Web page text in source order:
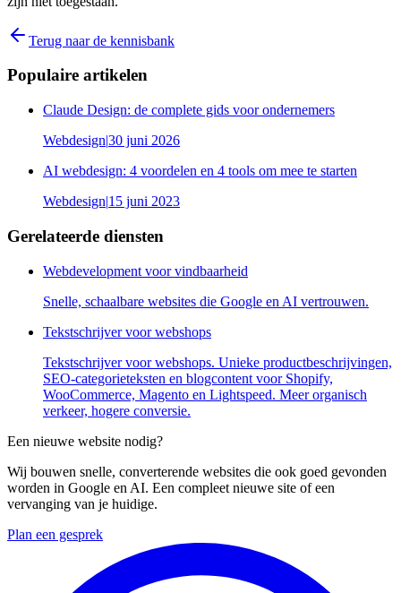
Terug naar de kennisbank
Populaire artikelen
Claude Design: de complete gids voor ondernemers
Webdesign|30 juni 2026
AI webdesign: 4 voordelen en 4 tools om mee te starten
Webdesign|15 juni 2023
Gerelateerde diensten
Webdevelopment voor vindbaarheid
Snelle, schaalbare websites die Google en AI vertrouwen.
Tekstschrijver voor webshops
Tekstschrijver voor webshops. Unieke productbeschrijvingen,
SEO-categorieteksten en blogcontent voor Shopify,
WooCommerce, Magento en Lightspeed. Meer organisch
verkeer, hogere conversie.
Een nieuwe website nodig?
Wij bouwen snelle, converterende websites die ook goed gevonden
worden in Google en AI. Een compleet nieuwe site of een
vervanging van je huidige.
Plan een gesprek